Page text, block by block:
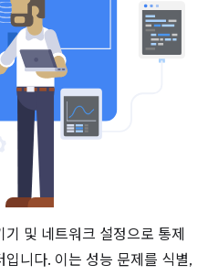
및 네트워크 설정으로 통제
니다. 이는 성능 문제를 식별,